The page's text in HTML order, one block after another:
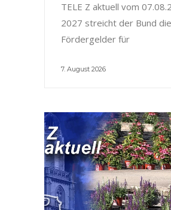
TELE Z aktuell vom
2027 streicht der Bund die
Fördergelder für
7. August 2026